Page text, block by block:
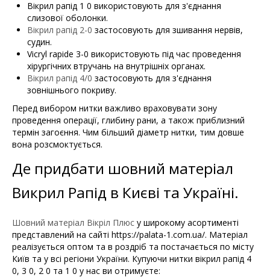
Вікрил рапід 1 0 використовують для з'єднання
слизової оболонки.
Вікрил рапід 2-0 застосовують для зшивання нервів,
судин.
Vicryl rapide 3-0 використовують під час проведення
хірургічних втручань на внутрішніх органах.
Вікрил рапід 4/0 застосовують для з'єднання
зовнішнього покриву.
Перед вибором нитки важливо враховувати зону
проведення операції, глибину рани, а також приблизний
термін загоєння. Чим більший діаметр нитки, тим довше
вона розсмоктується.
Де придбати шовний матеріал
Викрил Рапід в Києві та Україні.
Шовний матеріал Вікріл Плюс у широкому асортименті
представлений на сайті https://palata-1.com.ua/. Матеріал
реалізується оптом та в роздріб та постачається по місту
Київ та у всі регіони України. Купуючи нитки вікрил рапід 4
0, 3 0, 2 0 та 1 0 у нас ви отримуєте: